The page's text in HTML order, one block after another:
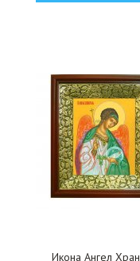
Икона Ангел